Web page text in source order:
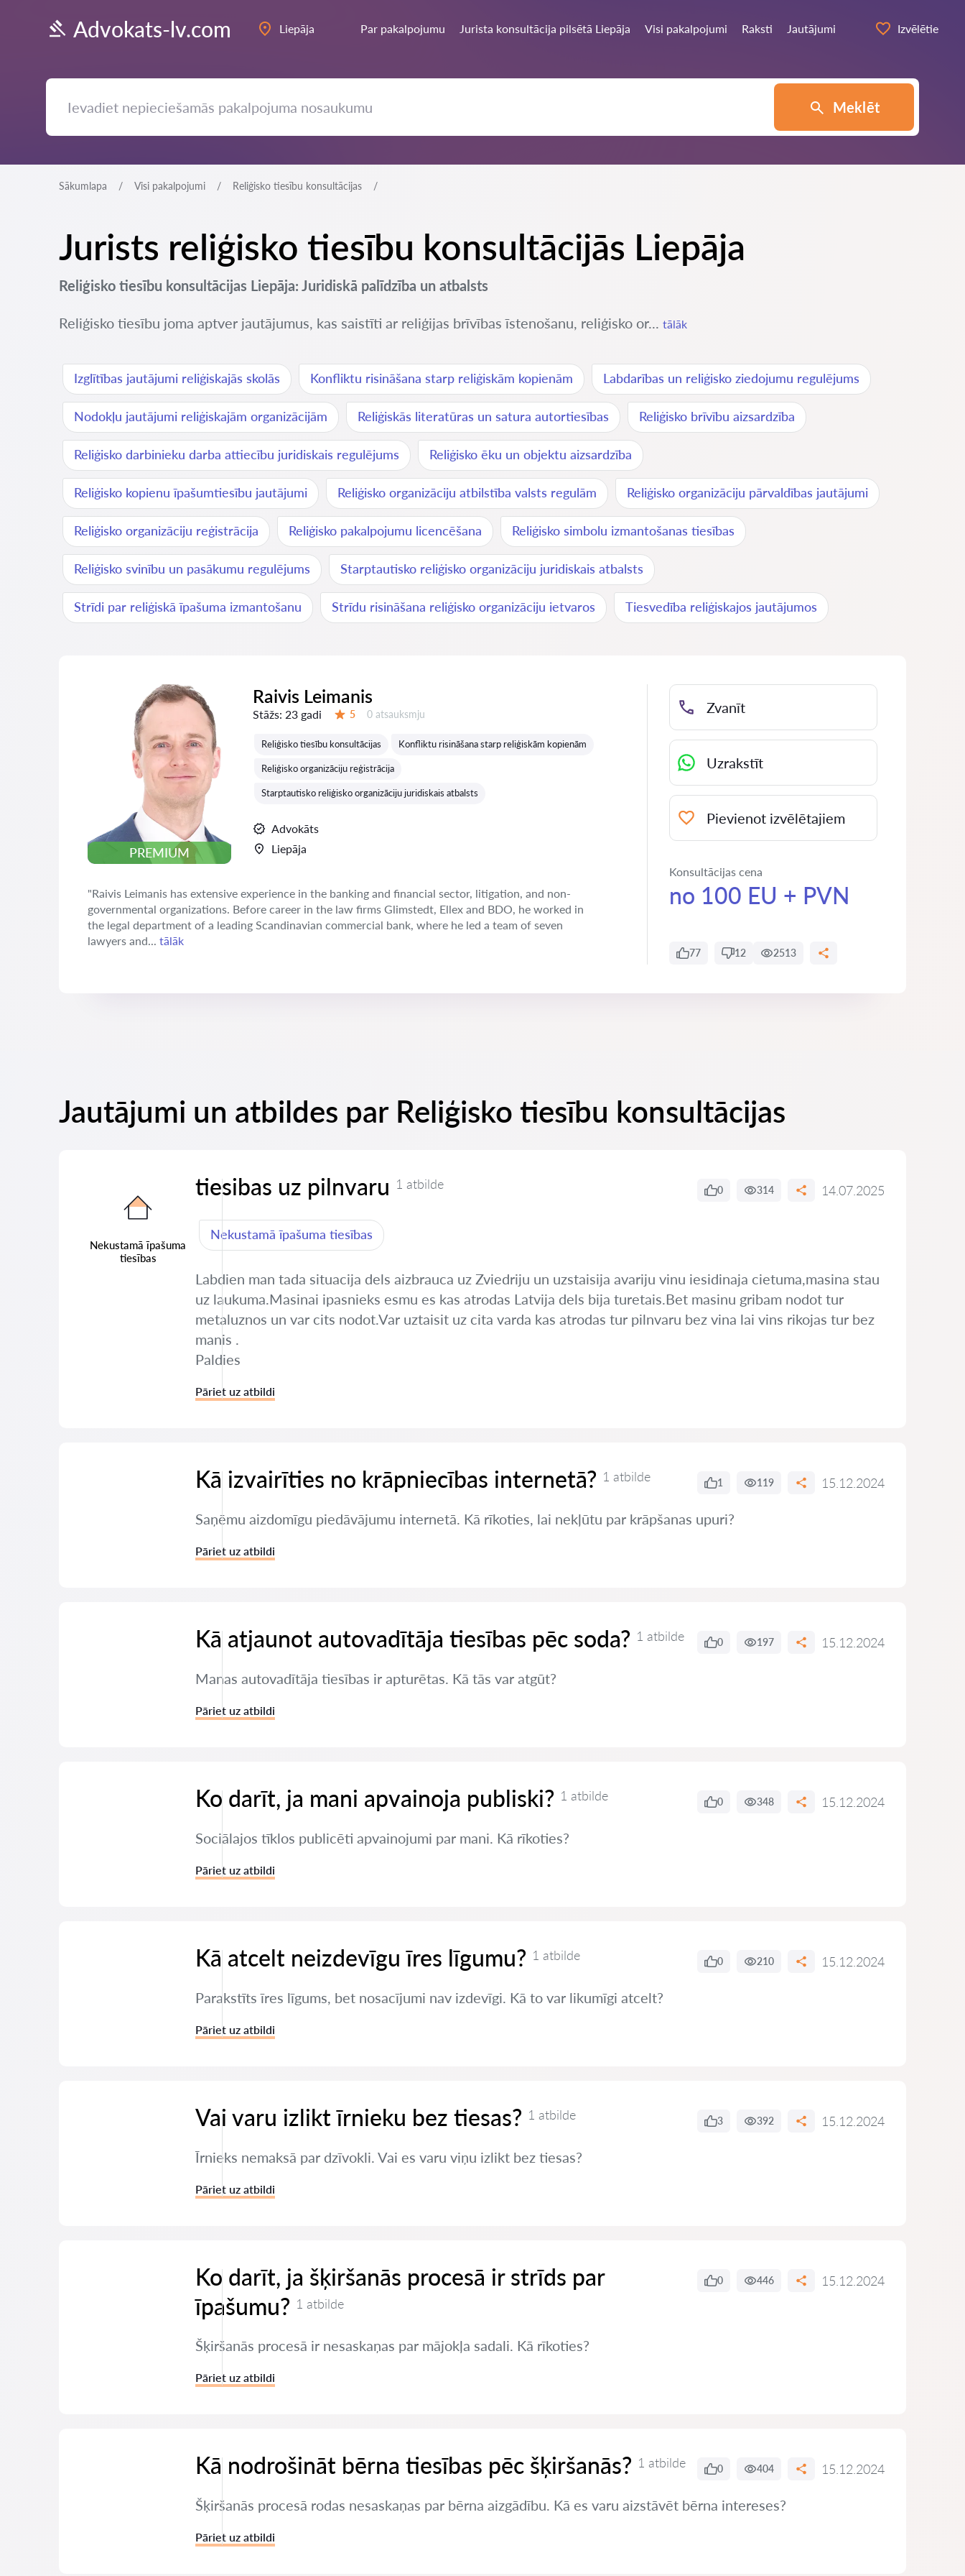
Advokats-lv.com Liepāja Par pakalpojumu Jurista konsultācija pilsētā Liepāja Visi pakalpojumi Raksti Jautājumi Izvēlētie
Meklēt
Sākumlapa Visi pakalpojumi Reliģisko tiesību konsultācijas
Jurists reliģisko tiesību konsultācijās Liepāja
Reliģisko tiesību konsultācijas Liepāja: Juridiskā palīdzība un atbalsts
Reliģisko tiesību joma aptver jautājumus, kas saistīti ar reliģijas brīvības īstenošanu, reliģisko or... tālāk
Izglītības jautājumi reliģiskajās skolās Konfliktu risināšana starp reliģiskām kopienām Labdarības un reliģisko ziedojumu regulējums
Nodokļu jautājumi reliģiskajām organizācijām Reliģiskās literatūras un satura autortiesības Reliģisko brīvību aizsardzība
Reliģisko darbinieku darba attiecību juridiskais regulējums Reliģisko ēku un objektu aizsardzība
Reliģisko kopienu īpašumtiesību jautājumi Reliģisko organizāciju atbilstība valsts regulām Reliģisko organizāciju pārvaldības jautājumi
Reliģisko organizāciju reģistrācija Reliģisko pakalpojumu licencēšana Reliģisko simbolu izmantošanas tiesības
Reliģisko svinību un pasākumu regulējums Starptautisko reliģisko organizāciju juridiskais atbalsts
Strīdi par reliģiskā īpašuma izmantošanu Strīdu risināšana reliģisko organizāciju ietvaros Tiesvedība reliģiskajos jautājumos
PREMIUM
Raivis Leimanis
Stāžs: 23 gadi 5 Atsauksmes:
0 atsauksmju
Reliģisko tiesību konsultācijas Konfliktu risināšana starp reliģiskām kopienām
Reliģisko organizāciju reģistrācija
Starptautisko reliģisko organizāciju juridiskais atbalsts
Advokāts
Liepāja
"Raivis Leimanis has extensive experience in the banking and financial sector, litigation, and non-
governmental organizations. Before career in the law firms Glimstedt, Ellex and BDO, he worked in
the legal department of a leading Scandinavian commercial bank, where he led a team of seven
lawyers and... tālāk
Zvanīt
Uzrakstīt
Pievienot izvēlētajiem
Konsultācijas cena
no 100 EU + PVN
77 12 2513
Jautājumi un atbildes par Reliģisko tiesību konsultācijas
Nekustamā īpašuma
tiesības
tiesibas uz pilnvaru 1 atbilde 0 314 14.07.2025
Nekustamā īpašuma tiesības
Labdien man tada situacija dels aizbrauca uz Zviedriju un uzstaisija avariju vinu iesidinaja cietuma,masina stau
uz laukuma.Masinai ipasnieks esmu es kas atrodas Latvija dels bija turetais.Bet masinu gribam nodot tur
metaluznos un var cits nodot.Var uztaisit uz cita varda kas atrodas tur pilnvaru bez vina lai vins rikojas tur bez
manis .
Paldies
Pāriet uz atbildi
Kā izvairīties no krāpniecības internetā? 1 atbilde 1 119 15.12.2024
Saņēmu aizdomīgu piedāvājumu internetā. Kā rīkoties, lai nekļūtu par krāpšanas upuri?
Pāriet uz atbildi
Kā atjaunot autovadītāja tiesības pēc soda? 1 atbilde 0 197 15.12.2024
Manas autovadītāja tiesības ir apturētas. Kā tās var atgūt?
Pāriet uz atbildi
Ko darīt, ja mani apvainoja publiski? 1 atbilde 0 348 15.12.2024
Sociālajos tīklos publicēti apvainojumi par mani. Kā rīkoties?
Pāriet uz atbildi
Kā atcelt neizdevīgu īres līgumu? 1 atbilde 0 210 15.12.2024
Parakstīts īres līgums, bet nosacījumi nav izdevīgi. Kā to var likumīgi atcelt?
Pāriet uz atbildi
Vai varu izlikt īrnieku bez tiesas? 1 atbilde 3 392 15.12.2024
Īrnieks nemaksā par dzīvokli. Vai es varu viņu izlikt bez tiesas?
Pāriet uz atbildi
Ko darīt, ja šķiršanās procesā ir strīds par
īpašumu? 1 atbilde
0 446 15.12.2024
Šķiršanās procesā ir nesaskaņas par mājokļa sadali. Kā rīkoties?
Pāriet uz atbildi
Kā nodrošināt bērna tiesības pēc šķiršanās? 1 atbilde 0 404 15.12.2024
Šķiršanās procesā rodas nesaskaņas par bērna aizgādību. Kā es varu aizstāvēt bērna intereses?
Pāriet uz atbildi